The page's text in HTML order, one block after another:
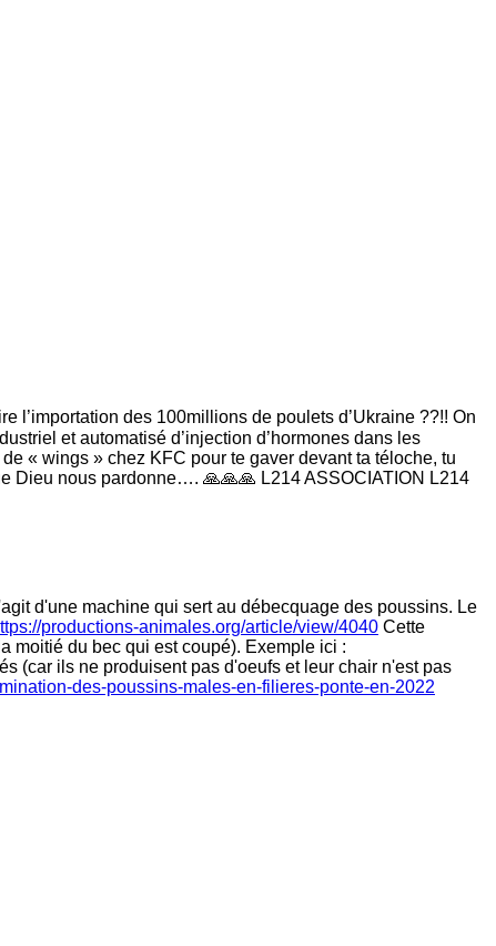
l’importation des 100millions de poulets d’Ukraine ??!! On
et automatisé d’injection d’hormones dans les
« wings » chez KFC pour te gaver devant ta téloche, tu
Dieu nous pardonne…. 🙏🙏🙏 L214 ASSOCIATION L214
d'une machine qui sert au débecquage des poussins. Le
productions-animales.org/article/view/4040 Cette
moitié du bec qui est coupé). Exemple ici :
(car ils ne produisent pas d'oeufs et leur chair n'est pas
des-poussins-males-en-filieres-ponte-en-2022